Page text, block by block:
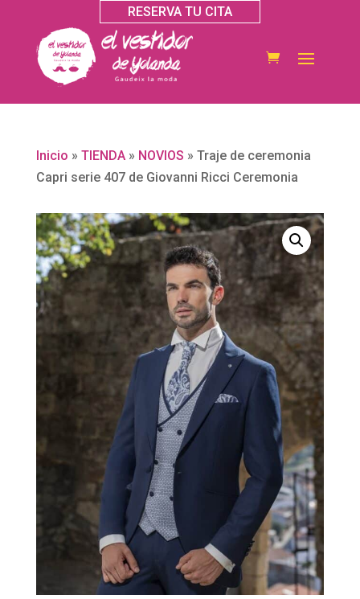
RESERVA TU CITA
Inicio » TIENDA» NOVIOS » Traje de ceremonia
Capri serie 407 de Giovanni Ricci Ceremonia